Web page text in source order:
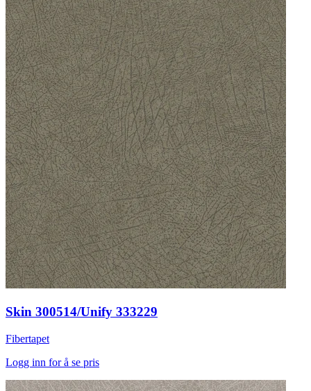
Skin 300514/Unify 333229
Fibertapet
Logg inn for å se pris